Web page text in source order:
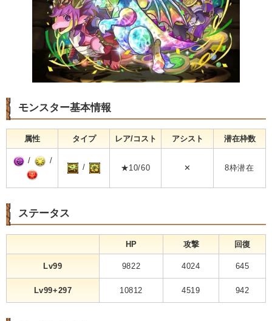
モンスター基本情報
属性 タイプ レア/コスト アシスト 潜在枠数
/ /
/ ★10/60 ✕ 8枠潜在
ステータス
HP 攻撃 回復
Lv99 9822 4024 645
Lv99+297 10812 4519 942